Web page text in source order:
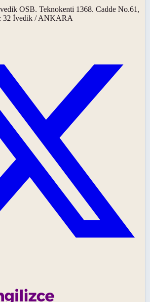
OSB. Teknokenti 1368. Cadde No.61,
32 İvedik / ANKARA